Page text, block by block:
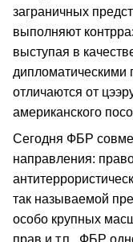
заграничных
выполняют
выступая в
дипломатическими
отличаются от
американского
Сегодня ФБР
направления:
так называемой
особо крупных